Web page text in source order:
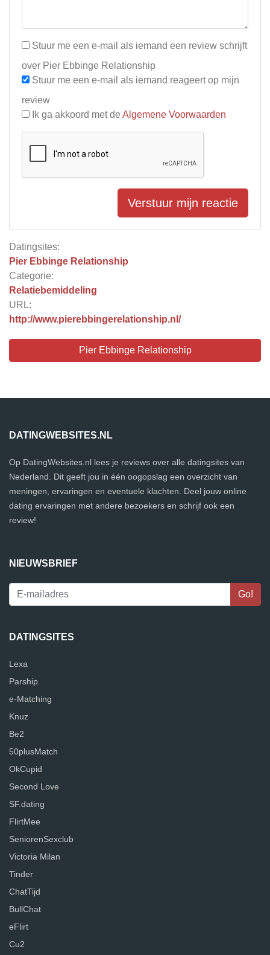
Datingsites:
Pier Ebbinge Relationship
Categorie:
Relatiebemiddeling
URL:
http://www.pierebbingerelationship.nl/
Pier Ebbinge Relationship
Stuur me een e-mail als iemand een review schrijft
over Pier Ebbinge Relationship
Stuur me een e-mail als iemand reageert op mijn
review
Ik ga akkoord met de Algemene Voorwaarden
Verstuur mijn reactie
DATINGWEBSITES.NL
Op DatingWebsites.nl lees je reviews over alle datingsites van
Nederland. Dit geeft jou in één oogopslag een overzicht van
meningen, ervaringen en eventuele klachten. Deel jouw online
dating ervaringen met andere bezoekers en schrijf ook een
review!
NIEUWSBRIEF
DATINGSITES
Lexa
Parship
e-Matching
Knuz
Be2
50plusMatch
OkCupid
Second Love
SF.dating
FlirtMee
SeniorenSexclub
Victoria Milan
Tinder
ChatTijd
BullChat
eFlirt
Cu2